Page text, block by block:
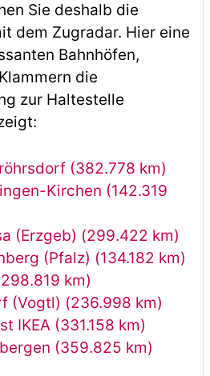
Sie deshalb die
dem Zugradar. Hier eine
Bahnhöfen,
die
zur Haltestelle
(382.778 km)
Kirchen (142.319
(Erzgeb) (299.422 km)
(Pfalz) (134.182 km)
km)
(Vogtl) (236.998 km)
IKEA (331.158 km)
(359.825 km)